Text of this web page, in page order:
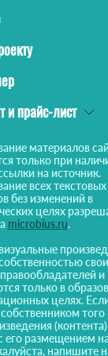
и прайс-лист
материалов
только при
на источник.
всех текстовых
без изменений в
целях
microbius.ru.
и
только в
целях.
собственником того
его размещением
напишите